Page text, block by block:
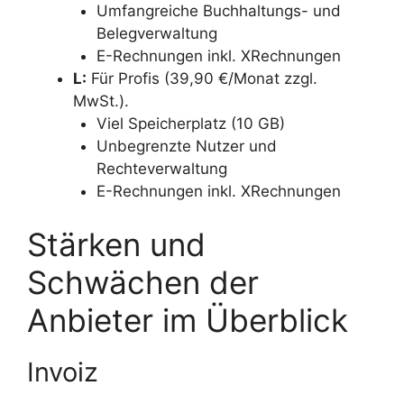
Umfangreiche Buchhaltungs- und
Belegverwaltung
E-Rechnungen inkl. XRechnungen
L: Für Profis (39,90 €/Monat zzgl.
MwSt.).
Viel Speicherplatz (10 GB)
Unbegrenzte Nutzer und
Rechteverwaltung
E-Rechnungen inkl. XRechnungen
Stärken und
Schwächen der
Anbieter im Überblick
Invoiz